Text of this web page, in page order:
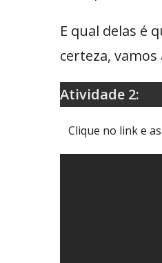
E qual delas é
certeza,
Atividade 2:
Clique no link e